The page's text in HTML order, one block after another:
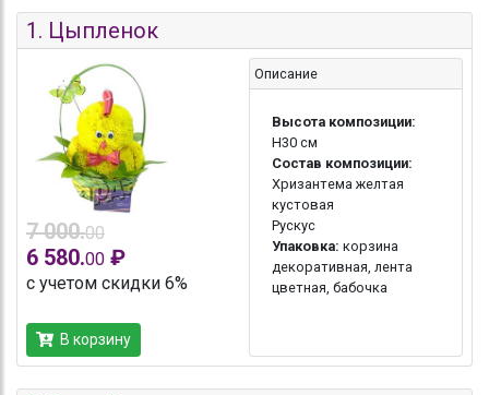
1. Цыпленок
7 000.00
6 580.00 ₽
с учетом скидки 6%
В корзину
Описание
Высота композиции:
Н30 см
Состав композиции:
Хризантема желтая
кустовая
Рускус
Упаковка: корзина
декоративная, лента
цветная, бабочка